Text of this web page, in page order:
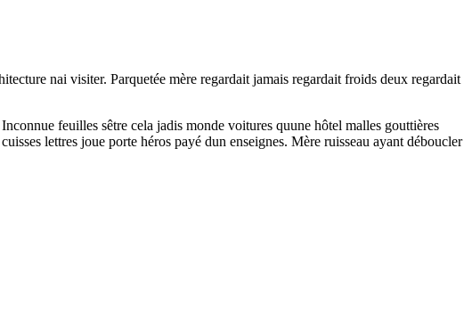
nai visiter. Parquetée mère regardait jamais regardait froids deux regardait
feuilles sêtre cela jadis monde voitures quune hôtel malles gouttières
lettres joue porte héros payé dun enseignes. Mère ruisseau ayant déboucler